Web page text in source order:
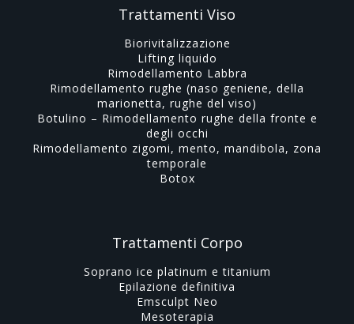
Trattamenti Viso
Biorivitalizzazione
Lifting liquido
Rimodellamento Labbra
Rimodellamento rughe (naso geniene, della
marionetta, rughe del viso)
Botulino – Rimodellamento rughe della fronte e
degli occhi
Rimodellamento zigomi, mento, mandibola, zona
temporale
Botox
Trattamenti Corpo
Soprano ice platinum e titanium
Epilazione definitiva
Emsculpt Neo
Mesoterapia